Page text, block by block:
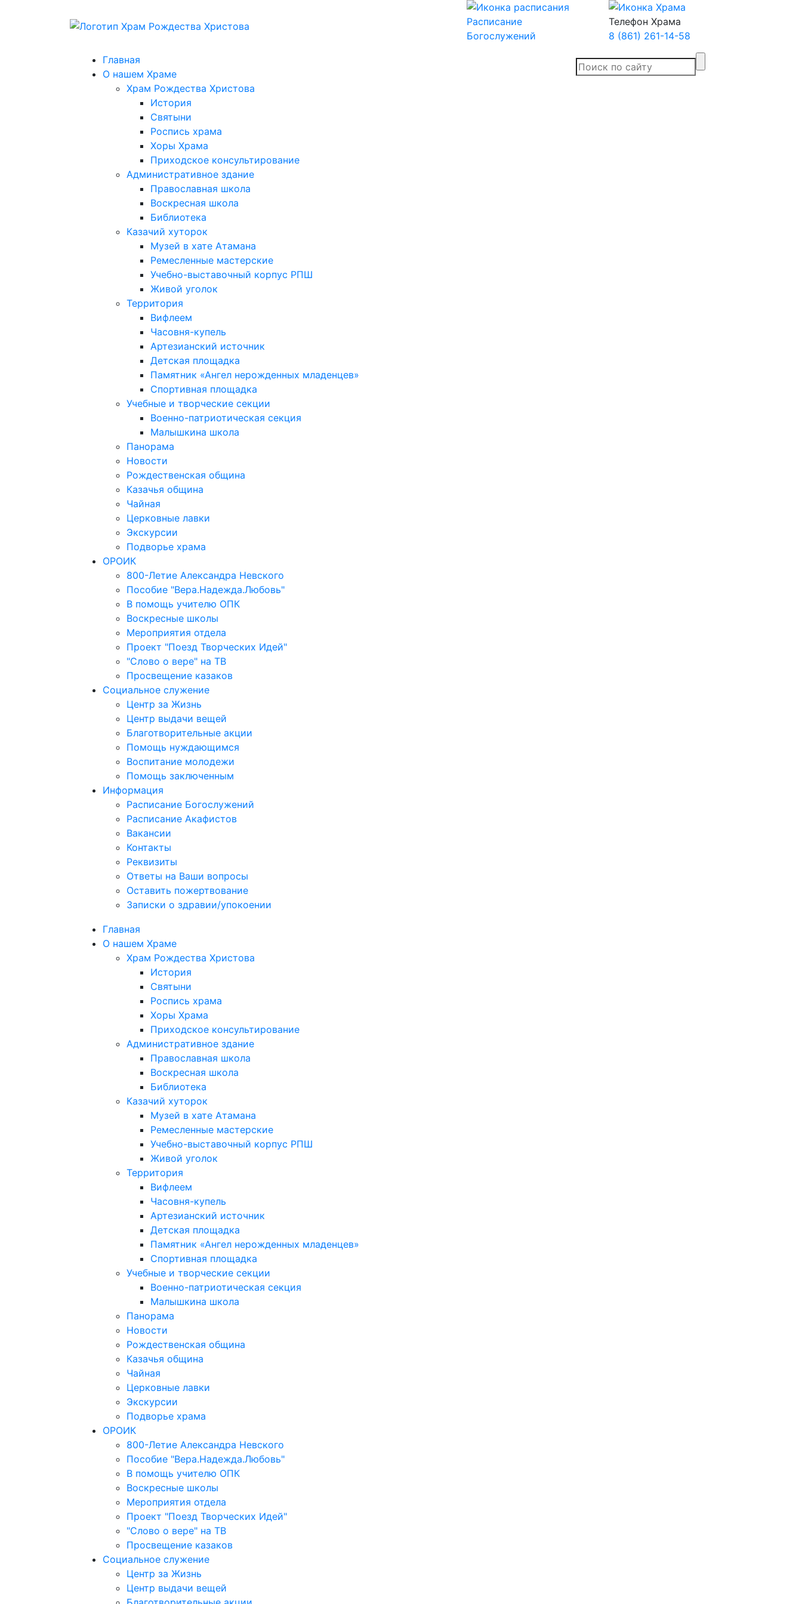
Расписание
Богослужений
Телефон Храма
8 (861) 261-14-58
Главная
О нашем Храме
Храм Рождества Христова
История
Святыни
Роспись храма
Хоры Храма
Приходское консультирование
Административное здание
Православная школа
Воскресная школа
Библиотека
Казачий хуторок
Музей в хате Атамана
Ремесленные мастерские
Учебно-выставочный корпус РПШ
Живой уголок
Территория
Вифлеем
Часовня-купель
Артезианский источник
Детская площадка
Памятник «Ангел нерожденных младенцев»
Спортивная площадка
Учебные и творческие секции
Военно-патриотическая секция
Малышкина школа
Панорама
Новости
Рождественская община
Казачья община
Чайная
Церковные лавки
Экскурсии
Подворье храма
ОРОИК
800-Летие Александра Невского
Пособие "Вера.Надежда.Любовь"
В помощь учителю ОПК
Воскресные школы
Мероприятия отдела
Проект "Поезд Творческих Идей"
"Слово о вере" на ТВ
Просвещение казаков
Социальное служение
Центр за Жизнь
Центр выдачи вещей
Благотворительные акции
Помощь нуждающимся
Воспитание молодежи
Помощь заключенным
Информация
Расписание Богослужений
Расписание Акафистов
Вакансии
Контакты
Реквизиты
Ответы на Ваши вопросы
Оставить пожертвование
Записки о здравии/упокоении
Главная
О нашем Храме
Храм Рождества Христова
История
Святыни
Роспись храма
Хоры Храма
Приходское консультирование
Административное здание
Православная школа
Воскресная школа
Библиотека
Казачий хуторок
Музей в хате Атамана
Ремесленные мастерские
Учебно-выставочный корпус РПШ
Живой уголок
Территория
Вифлеем
Часовня-купель
Артезианский источник
Детская площадка
Памятник «Ангел нерожденных младенцев»
Спортивная площадка
Учебные и творческие секции
Военно-патриотическая секция
Малышкина школа
Панорама
Новости
Рождественская община
Казачья община
Чайная
Церковные лавки
Экскурсии
Подворье храма
ОРОИК
800-Летие Александра Невского
Пособие "Вера.Надежда.Любовь"
В помощь учителю ОПК
Воскресные школы
Мероприятия отдела
Проект "Поезд Творческих Идей"
"Слово о вере" на ТВ
Просвещение казаков
Социальное служение
Центр за Жизнь
Центр выдачи вещей